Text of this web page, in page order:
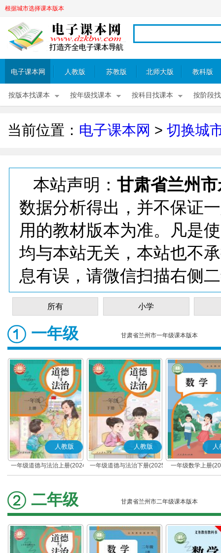
根据城市选择课本版本
电子课本网 人教版 苏教版 北师大版 教科版
按版本找课本 按年级找课本 按科目找课本 按阶段
当前位置： 电子课本网 > 切换城
本站声明： 甘肃省兰州
数据分析得出，并不保证
用的教材版本为准。凡是
均与本站无关，本站也不
息有误，请微信扫描右侧
所有 小学
一年级 甘肃省兰州市一年级课本版本
人教版
一年级道德与法治上册(2024
秋版)(部编版)
人教版
一年级道德与法治下册(2025
春版)(部编版)
人
一年级数学上册
二年级 甘肃省兰州市二年级课本版本